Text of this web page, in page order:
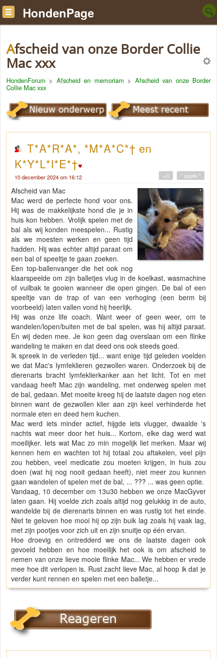
HondenPage
Afscheid van onze Border Collie
Mac xxx
HondenForum > Afscheid en memoriam > Afscheid van onze Border
Collie Mac xxx
T*A*R*A*, *M*A*C*† en
K*Y*L*I*E*†
10 december 2024 om 16:12 " quote "
+0
Afscheid van Mac
Mac werd de perfecte hond voor ons.
Hij was de makkelijkste hond die je in
huis kon hebben. Vrolijk spelen met de
bal als wij konden meespelen... Rustig
als we moesten werken en geen tijd
hadden. Hij was echter altijd paraat om
een bal of speeltje te gaan zoeken.
Een top-ballenvanger die het ook nog
klaarspeelde om zijn balletjes vlug in de koelkast, wasmachine
of vuilbak te gooien wanneer die open gingen. De bal of een
speeltje van de trap of van een verhoging (een berm bij
voorbeeld) laten vallen vond hij heerlijk.
Hij was onze life coach. Want weer of geen weer, om te
wandelen/lopen/buiten met de bal spelen, was hij altijd paraat.
En wij deden mee. Je kon geen dag overslaan om een flinke
wandeling te maken en dat deed ons ook steeds goed.
Ik spreek in de verleden tijd... want enige tijd geleden voelden
we dat Mac's lymfeklieren gezwollen waren. Onderzoek bij de
dierenarts bracht lymfeklierkanker aan het licht. Tot en met
vandaag heeft Mac zijn wandeling, met onderweg spelen met
de bal, gedaan. Met moeite kreeg hij de laatste dagen nog eten
binnen want de gezwollen klier aan zijn keel verhinderde het
normale eten en deed hem kuchen.
Mac werd iets minder actief, hijgde iets vlugger, dwaalde 's
nachts wat meer door het huis... Kortom, elke dag werd wat
moeilijker. Iets wat Mac zo min mogelijk liet merken. Maar wij
kennen hem en wachten tot hij totaal zou aftakelen, veel pijn
zou hebben, veel medicatie zou moeten krijgen, in huis zou
doen (wat hij nog nooit gedaan heeft), niet meer zou kunnen
gaan wandelen of spelen met de bal, ... ??? ... was geen optie.
Vandaag, 10 december om 13u30 hebben we onze MacGyver
laten gaan. Hij voelde zich zoals altijd nog gelukkig in de auto,
wandelde bij de dierenarts binnen en was rustig tot het einde.
Niet te geloven hoe mooi hij op zijn buik lag zoals hij vaak lag,
met zijn pootjes voor zich uit en zijn snuitje op één ervan.
Hoe droevig en ontredderd we ons de laatste dagen ook
gevoeld hebben en hoe moeilijk het ook is om afscheid te
nemen van onze lieve mooie flinke Mac... We hebben er vrede
mee hoe dit verlopen is. Rust zacht lieve Mac, al hoop ik dat je
verder kunt rennen en spelen met een balletje...